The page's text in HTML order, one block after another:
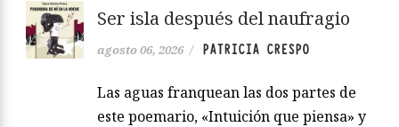
Ser isla después del naufragio
agosto 06, 2026 / PATRICIA CRESPO
Las aguas franquean las dos partes de
este poemario, «Intuición que piensa» y